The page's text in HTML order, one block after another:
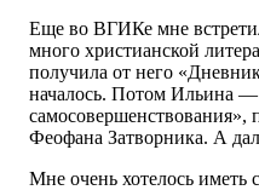
Еще во ВГИКе мне
много христианской
получила от него
началось. Потом Ильина
Феофана Затворника. А
Мне очень хотелось иметь